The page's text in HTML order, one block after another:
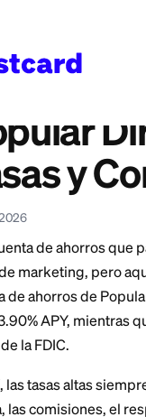
Home>Learn
Tasas
July 9, 2026
Una cuenta de
truco de
cuenta de ahorros
paga 3.90% APY,
datos de la FDIC.